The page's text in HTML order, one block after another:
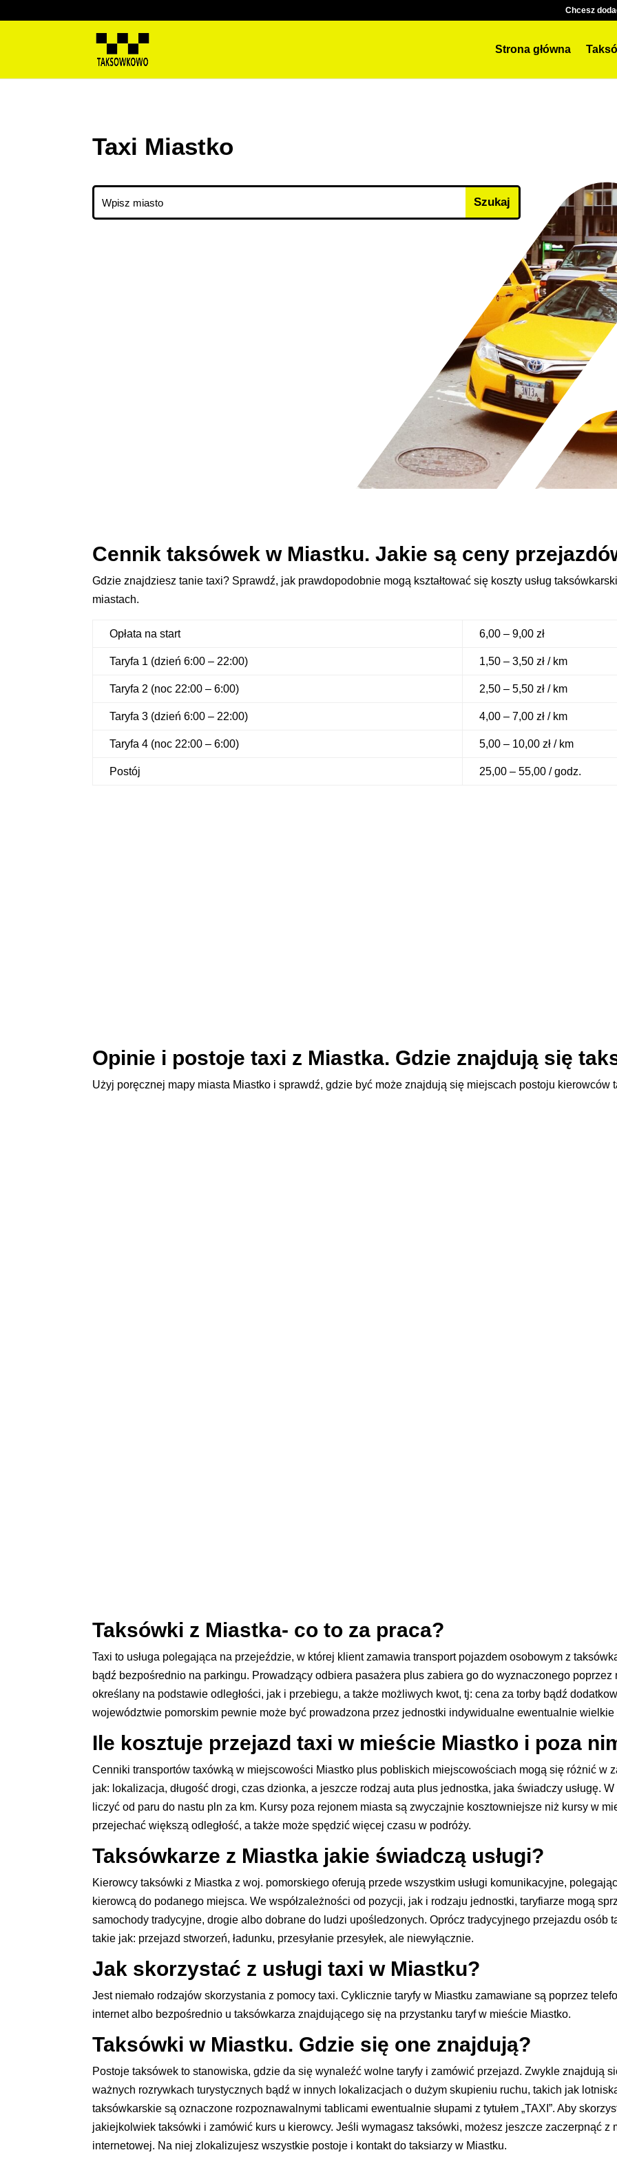
Chcesz
Strona główna
Taxi Miastko
Cennik taksówek w Miastku. Jakie są ceny
Gdzie znajdziesz tanie taxi? Sprawdź, jak prawdopodobnie mogą kształtować się koszty usług
miastach.
Opłata na start 6,00 – 9,00 zł
Taryfa 1 (dzień 6:00 – 22:00) 1,50 – 3,50 zł / km
Taryfa 2 (noc 22:00 – 6:00) 2,50 – 5,50 zł / km
Taryfa 3 (dzień 6:00 – 22:00) 4,00 – 7,00 zł / km
Taryfa 4 (noc 22:00 – 6:00) 5,00 – 10,00 zł / km
Postój 25,00 – 55,00 / godz.
Opinie i postoje taxi z Miastka. Gdzie znajdują się
Użyj poręcznej mapy miasta Miastko i sprawdź, gdzie być może znajdują się miejscach postoju kierowców
Taksówki z Miastka- co to za praca?
Taxi to usługa polegająca na przejeździe, w której klient zamawia transport pojazdem osobowym z
bądź bezpośrednio na parkingu. Prowadzący odbiera pasażera plus zabiera go do wyznaczonego
określany na podstawie odległości, jak i przebiegu, a także możliwych kwot, tj: cena za torby bądź
województwie pomorskim pewnie może być prowadzona przez jednostki indywidualne ewentualnie wielkie
Ile kosztuje przejazd taxi w mieście Miastko i poza
Cenniki transportów taxówką w miejscowości Miastko plus pobliskich miejscowościach mogą się różnić w
jak: lokalizacja, długość drogi, czas dzionka, a jeszcze rodzaj auta plus jednostka, jaka świadczy usługę.
liczyć od paru do nastu pln za km. Kursy poza rejonem miasta są zwyczajnie kosztowniejsze niż kursy w
przejechać większą odległość, a także może spędzić więcej czasu w podróży.
Taksówkarze z Miastka jakie świadczą usługi?
Kierowcy taksówki z Miastka z woj. pomorskiego oferują przede wszystkim usługi komunikacyjne,
kierowcą do podanego miejsca. We współzależności od pozycji, jak i rodzaju jednostki, taryfiarze mogą
samochody tradycyjne, drogie albo dobrane do ludzi upośledzonych. Oprócz tradycyjnego przejazdu osób
takie jak: przejazd stworzeń, ładunku, przesyłanie przesyłek, ale niewyłącznie.
Jak skorzystać z usługi taxi w Miastku?
Jest niemało rodzajów skorzystania z pomocy taxi. Cyklicznie taryfy w Miastku zamawiane są poprzez
internet albo bezpośrednio u taksówkarza znajdującego się na przystanku taryf w mieście Miastko.
Taksówki w Miastku. Gdzie się one znajdują?
Postoje taksówek to stanowiska, gdzie da się wynaleźć wolne taryfy i zamówić przejazd. Zwykle znajdują
ważnych rozrywkach turystycznych bądź w innych lokalizacjach o dużym skupieniu ruchu, takich jak
taksówkarskie są oznaczone rozpoznawalnymi tablicami ewentualnie słupami z tytułem „TAXI”. Aby
jakiejkolwiek taksówki i zamówić kurs u kierowcy. Jeśli wymagasz taksówki, możesz jeszcze zaczerpnąć z
internetowej. Na niej zlokalizujesz wszystkie postoje i kontakt do taksiarzy w Miastku.